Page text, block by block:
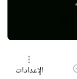
حجم الخطالإعدادات